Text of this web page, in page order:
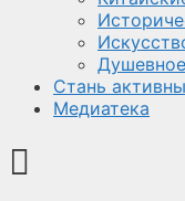
Душевное
Стань
Медиатека